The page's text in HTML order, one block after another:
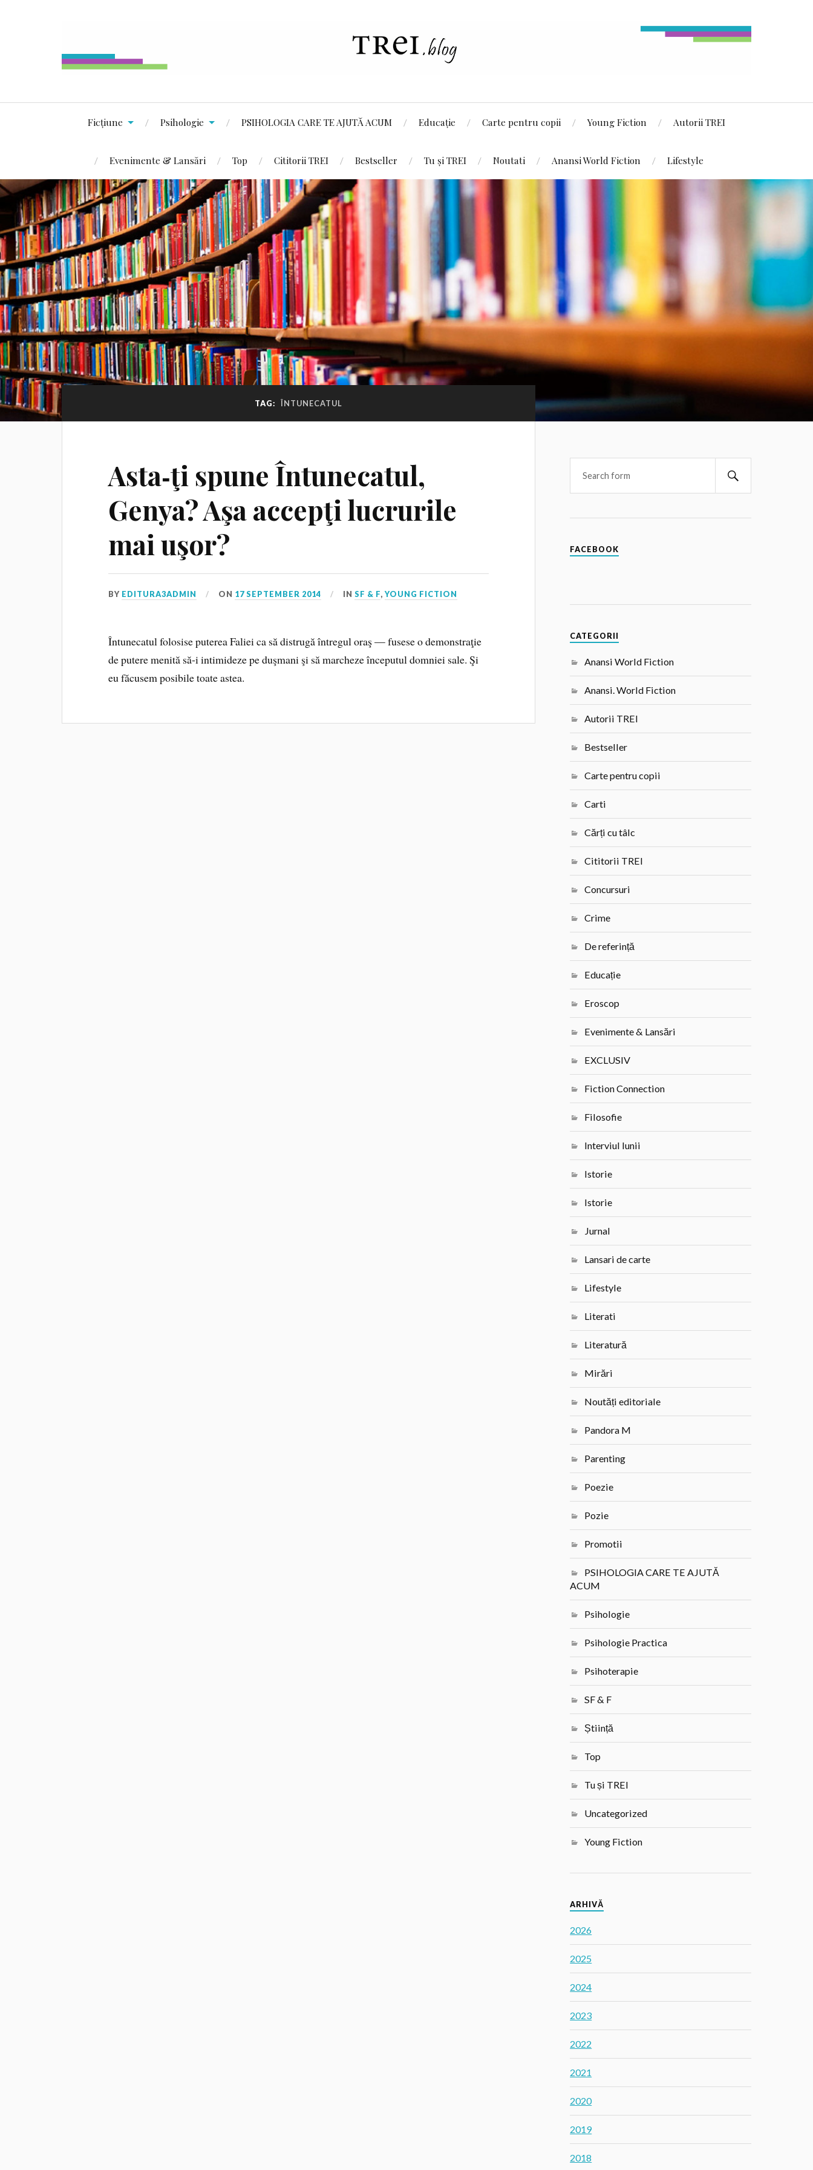
Ficțiune Psihologie PSIHOLOGIA CARE TE AJUTĂ ACUM Educație Carte pentru copii Young Fiction Autorii TREI
Evenimente & Lansări Top Cititorii TREI Bestseller Tu și TREI Noutati Anansi World Fiction Lifestyle
TAG: ÎNTUNECATUL
Asta‑ţi spune Întunecatul,
Genya? Aşa accepţi lucrurile
mai uşor?
BY EDITURA3ADMIN ON 17 SEPTEMBER 2014 INSF & F,YOUNG FICTION
Întunecatul folosise puterea Faliei ca să distrugă întregul oraş — fusese o demonstraţie
de putere menită să‑i intimideze pe duşmani şi să marcheze începutul domniei sale. Şi
eu făcusem posibile toate astea.
FACEBOOK
CATEGORII
Anansi World Fiction
Anansi. World Fiction
Autorii TREI
Bestseller
Carte pentru copii
Carti
Cărți cu tâlc
Cititorii TREI
Concursuri
Crime
De referință
Educație
Eroscop
Evenimente & Lansări
EXCLUSIV
Fiction Connection
Filosofie
Interviul lunii
Istorie
Istorie
Jurnal
Lansari de carte
Lifestyle
Literati
Literatură
Mirări
Noutăți editoriale
Pandora M
Parenting
Poezie
Pozie
Promotii
PSIHOLOGIA CARE TE AJUTĂ
ACUM
Psihologie
Psihologie Practica
Psihoterapie
SF & F
Știință
Top
Tu și TREI
Uncategorized
Young Fiction
ARHIVĂ
2026
2025
2024
2023
2022
2021
2020
2019
2018